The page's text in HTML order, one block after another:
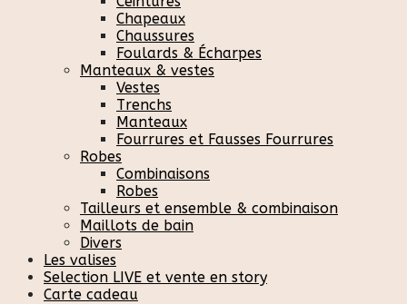
Chapeaux
Chaussures
Foulards & Écharpes
Manteaux & vestes
Vestes
Trenchs
Manteaux
Fourrures et Fausses Fourrures
Robes
Combinaisons
Robes
Tailleurs et ensemble & combinaison
Maillots de bain
Divers
Les valises
Selection LIVE et vente en story
Carte cadeau